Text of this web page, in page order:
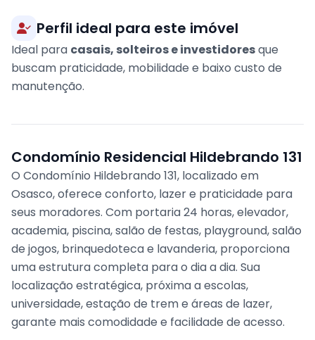
Perfil ideal para este imóvel
Ideal para casais, solteiros e investidoresque
buscam praticidade, mobilidade e baixo custo de
manutenção.
Condomínio Residencial Hildebrando 131
O Condomínio Hildebrando 131, localizado em
Osasco, oferece conforto, lazer e praticidade para
seus moradores. Com portaria 24 horas, elevador,
academia, piscina, salão de festas, playground, salão
de jogos, brinquedoteca e lavanderia, proporciona
uma estrutura completa para o dia a dia. Sua
localização estratégica, próxima a escolas,
universidade, estação de trem e áreas de lazer,
garante mais comodidade e facilidade de acesso.